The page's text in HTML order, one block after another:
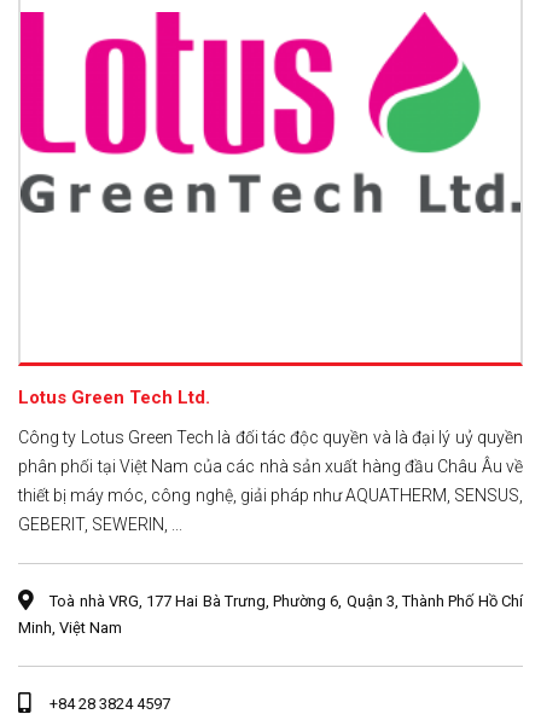
Lotus Green Tech Ltd.
Công ty Lotus Green Tech là đối tác độc quyền và là đại lý uỷ quyền
phân phối tại Việt Nam của các nhà sản xuất hàng đầu Châu Âu về
thiết bị máy móc, công nghệ, giải pháp như AQUATHERM, SENSUS,
GEBERIT, SEWERIN, ...
Toà nhà VRG, 177 Hai Bà Trưng, Phường 6, Quận 3, Thành Phố Hồ Chí
Minh, Việt Nam
+84 28 3824 4597